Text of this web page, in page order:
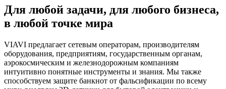
Для любой задачи, для любого бизнеса,
в любой точке мира
VIAVI предлагает сетевым операторам, производителям
оборудования, предприятиям, государственным органам,
аэрокосмическим и железнодорожным компаниям
интуитивно понятные инструменты и знания. Мы также
способствуем защите банкнот от фальсификации по всему